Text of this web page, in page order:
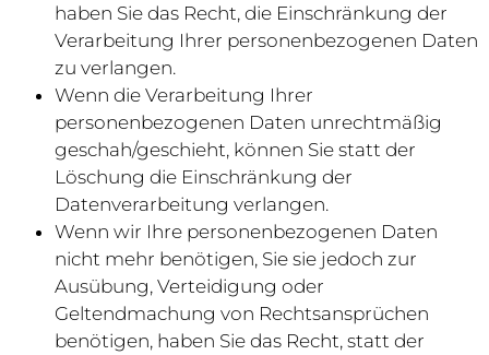
haben Sie das Recht, die Einschränkung der
Verarbeitung Ihrer personenbezogenen Daten
zu verlangen.
Wenn die Verarbeitung Ihrer
personenbezogenen Daten unrechtmäßig
geschah/geschieht, können Sie statt der
Löschung die Einschränkung der
Datenverarbeitung verlangen.
Wenn wir Ihre personenbezogenen Daten
nicht mehr benötigen, Sie sie jedoch zur
Ausübung, Verteidigung oder
Geltendmachung von Rechtsansprüchen
benötigen, haben Sie das Recht, statt der